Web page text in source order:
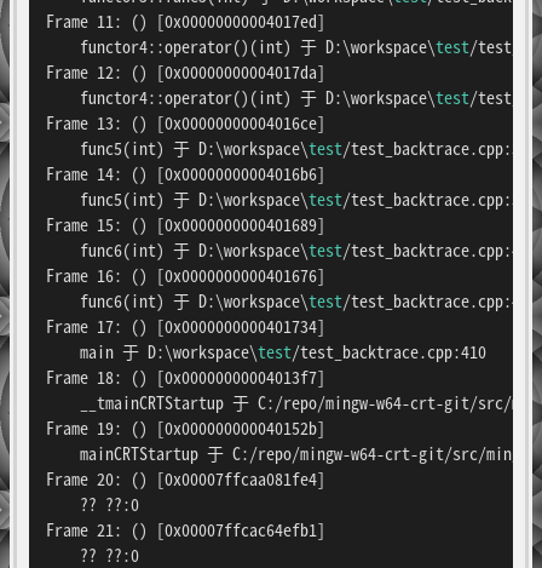
Frame 11: () [0x00000000004017ed]
    functor4::operator()(int) 于 D:\workspace\
test/
Frame 12: () [0x00000000004017da]
    functor4::operator()(int) 于 D:\workspace\
test/
Frame 13: () [0x00000000004016ce]
    func5(int) 于 D:\workspace\
test/test_backtrace.cpp:395
Frame 14: () [0x00000000004016b6]
    func5(int) 于 D:\workspace\
test/test_backtrace.cpp:391
Frame 15: () [0x0000000000401689]
    func6(int) 于 D:\workspace\
test/test_backtrace.cpp:403
Frame 16: () [0x0000000000401676]
    func6(int) 于 D:\workspace\
test/test_backtrace.cpp:400
Frame 17: () [0x0000000000401734]
    main 于 D:\workspace\
test/test_backtrace.cpp:410
Frame 18: () [0x00000000004013f7]
__tmainCRTStartup 于 C:/repo/mingw-w64-crt-git/src/
Frame 19: () [0x000000000040152b]
mainCRTStartup 于 C:/repo/mingw-w64-crt-git/src/
Frame 20: () [0x00007ffcaa081fe4]
    ?? ??:0
Frame 21: () [0x00007ffcac64efb1]
    ?? ??:0